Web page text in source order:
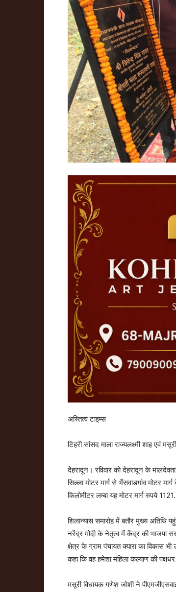
अस्तित्व टाइम्स
टिहरी सांसद माला राज्यलक्ष्मी शाह एवं
देेहरादून। रविवार को देहरादून के
सिल्ला मोटर मार्ग से भैंसवाडगांव मोटर
किलोमीटर लम्बा यह मोटर मार्ग रुपये
शिलान्यास समारोह में बतौर मुख्य अतिथि
नरेंद्र मोदी के नेतृत्व में केंद्र की भाजपा
क्षेत्र के ग्राम पंचायत क्यारा का विकास
कहा कि वह हमेशा महिला कल्याण की
मसूरी विधायक गणेश जोशी ने